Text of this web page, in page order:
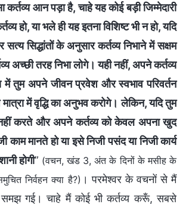
कर्तव्य आन पड़ा है, चाहे यह कोई बड़ी जिम्मेदारी
हो, या भले ही यह इतना विशिष्ट भी न हो, यदि
सिद्धांतों के अनुसार कर्तव्य निभाने में सक्षम
अच्छी तरह निभा लोगे। यही नहीं, अपने कर्तव्य
में तुम अपने जीवन प्रवेश और स्वभाव परिवर्तन
में वृद्धि का अनुभव करोगे। लेकिन, यदि तुम
करते और अपने कर्तव्य को केवल अपना खुद
काम मानते हो या इसे निजी पसंद या निजी कार्य
होगी” (वचन, खंड 3, अंत के दिनों के मसीह के
निर्वहन क्‍या है?) । परमेश्वर के वचनों से मैं
समझ गई। चाहे मैं कोई भी कर्तव्य करूँ, सबसे